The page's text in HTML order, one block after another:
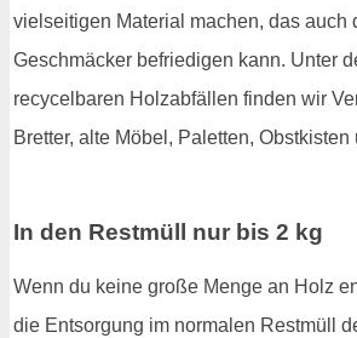
vielseitigen Material machen, das auch
Geschmäcker befriedigen kann. Unter
recycelbaren Holzabfällen finden wir
Bretter, alte Möbel, Paletten, Obstkisten
In den Restmüll nur bis 2 kg
Wenn du keine große Menge an Holz
die Entsorgung im normalen Restmüll